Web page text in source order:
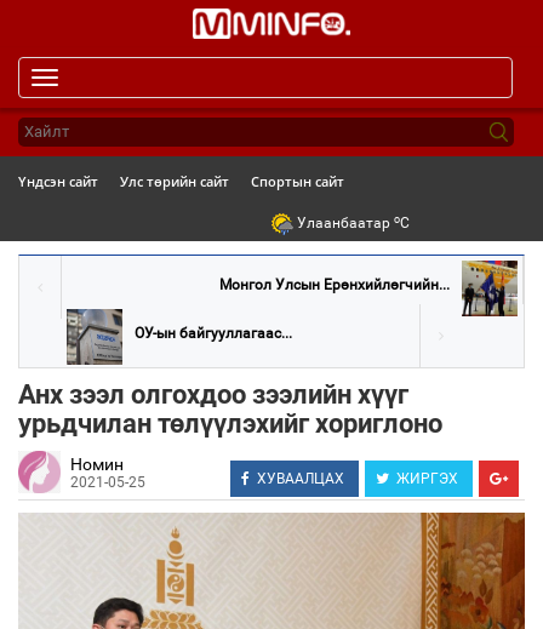
navigation
Үндсэн сайт Улс төрийн сайт Спортын сайт
Улаанбаатар oC
Монгол Улсын Ерөнхийлөгчийн...
ОУ-ын байгууллагаас...
Анх зээл олгохдоо зээлийн хүүг
урьдчилан төлүүлэхийг хориглоно
Номин
2021-05-25 ХУВААЛЦАХ ЖИРГЭХ